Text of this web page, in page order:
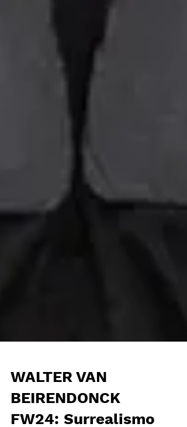
WALTER VAN
BEIRENDONCK